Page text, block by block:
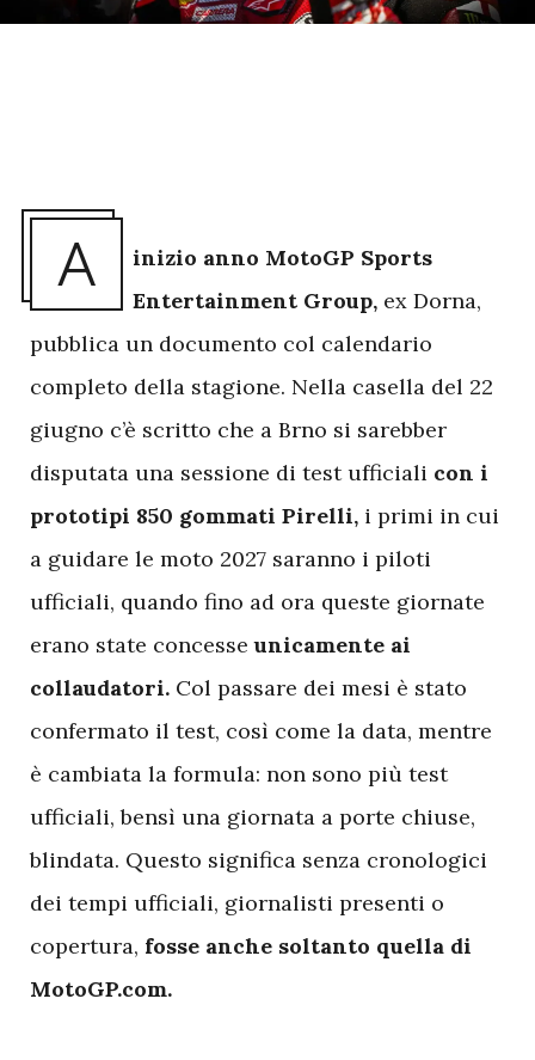
A
inizio anno MotoGP Sports
Entertainment Group, ex Dorna,
pubblica un documento col calendario
completo della stagione. Nella casella del 22
giugno c’è scritto che a Brno si sarebber
disputata una sessione di test ufficiali con i
prototipi 850 gommati Pirelli, i primi in cui
a guidare le moto 2027 saranno i piloti
ufficiali, quando fino ad ora queste giornate
erano state concesseunicamente ai
collaudatori. Col passare dei mesi è stato
confermato il test, così come la data, mentre
è cambiata la formula: non sono più test
ufficiali, bensì una giornata a porte chiuse,
blindata. Questo significa senza cronologici
dei tempi ufficiali, giornalisti presenti o
copertura, fosse anche soltanto quella di
MotoGP.com.